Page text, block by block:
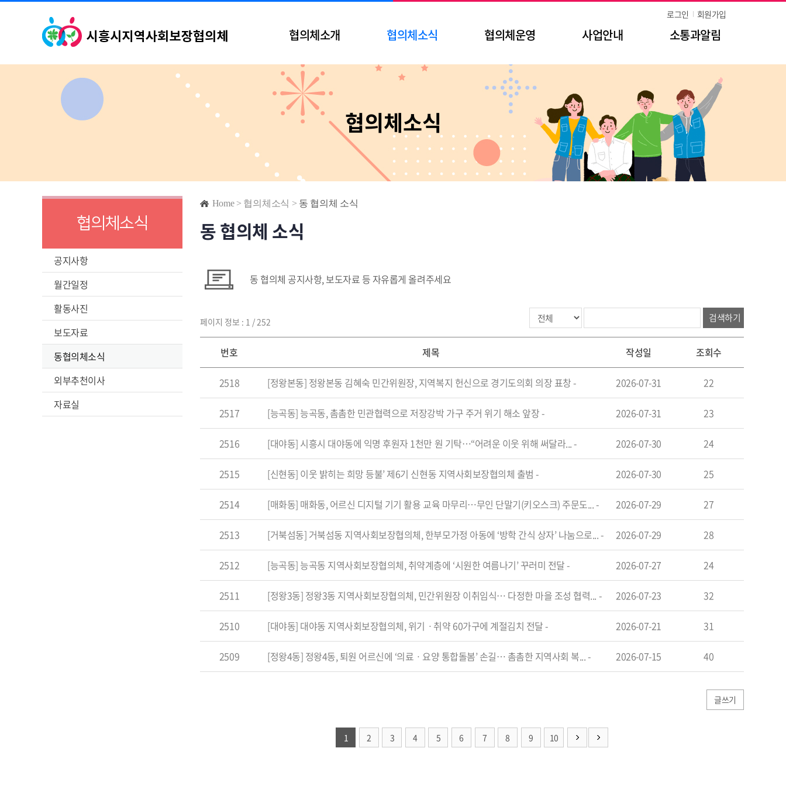
로그인 회원가입
협의체소개 협의체소식 협의체운영 사업안내 소통과알림
협의체소식
협의체소식
공지사항
월간일정
활동사진
보도자료
동협의체소식
외부추천이사
자료실
Home > 협의체소식 > 동 협의체 소식
동 협의체 소식
동 협의체 공지사항, 보도자료 등 자유롭게 올려주세요
페이지 정보 : 1 / 252 검색하기
번호 제목 작성일 조회수
2518 [정왕본동] 정왕본동 김혜숙 민간위원장, 지역복지 헌신으로 경기도의회 의장 표창- 2026-07-31 22
2517 [능곡동] 능곡동, 촘촘한 민관협력으로 저장강박 가구 주거 위기 해소 앞장- 2026-07-31 23
2516 [대야동] 시흥시 대야동에 익명 후원자 1천만 원 기탁…“어려운 이웃 위해 써달라...- 2026-07-30 24
2515 [신현동] 이웃 밝히는 희망 등불’ 제6기 신현동 지역사회보장협의체 출범- 2026-07-30 25
2514 [매화동] 매화동, 어르신 디지털 기기 활용 교육 마무리…무인 단말기(키오스크) 주문도...- 2026-07-29 27
2513 [거북섬동] 거북섬동 지역사회보장협의체, 한부모가정 아동에 ‘방학 간식 상자’ 나눔으로...- 2026-07-29 28
2512 [능곡동] 능곡동 지역사회보장협의체, 취약계층에 ‘시원한 여름나기’ 꾸러미 전달- 2026-07-27 24
2511 [정왕3동] 정왕3동 지역사회보장협의체, 민간위원장 이취임식… 다정한 마을 조성 협력... - 2026-07-23 32
2510 [대야동] 대야동 지역사회보장협의체, 위기ㆍ취약 60가구에 계절김치 전달- 2026-07-21 31
2509 [정왕4동] 정왕4동, 퇴원 어르신에 ‘의료ㆍ요양 통합돌봄’ 손길… 촘촘한 지역사회 복...- 2026-07-15 40
글쓰기
1 2 3 4 5 6 7 8 9 10